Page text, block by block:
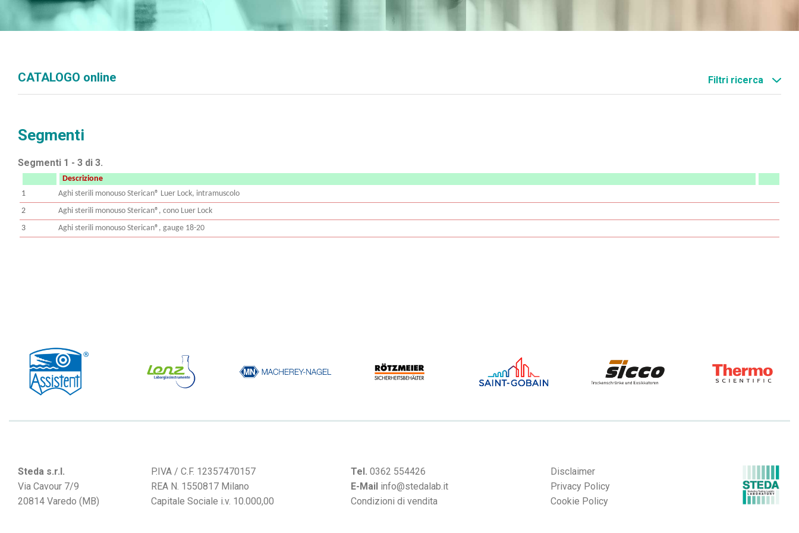
CATALOGO online Filtri ricerca
Segmenti
Segmenti 1 - 3 di 3.
Descrizione
1
Aghi sterili monouso Sterican® Luer Lock, intramuscolo
2
Aghi sterili monouso Sterican®, cono Luer Lock
3
Aghi sterili monouso Sterican®, gauge 18-20
Steda s.r.l.
Via Cavour 7/9
20814 Varedo (MB)
P.IVA / C.F. 12357470157
REA N. 1550817 Milano
Capitale Sociale i.v. 10.000,00
Tel. 0362 554426
E-Mail info@stedalab.it
Condizioni di vendita
Disclaimer
Privacy Policy
Cookie Policy